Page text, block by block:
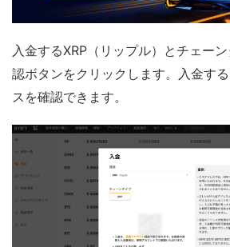
入金するXRP（リップル）とチェー
認ボタンをクリックします。入金す
スを確認できます。